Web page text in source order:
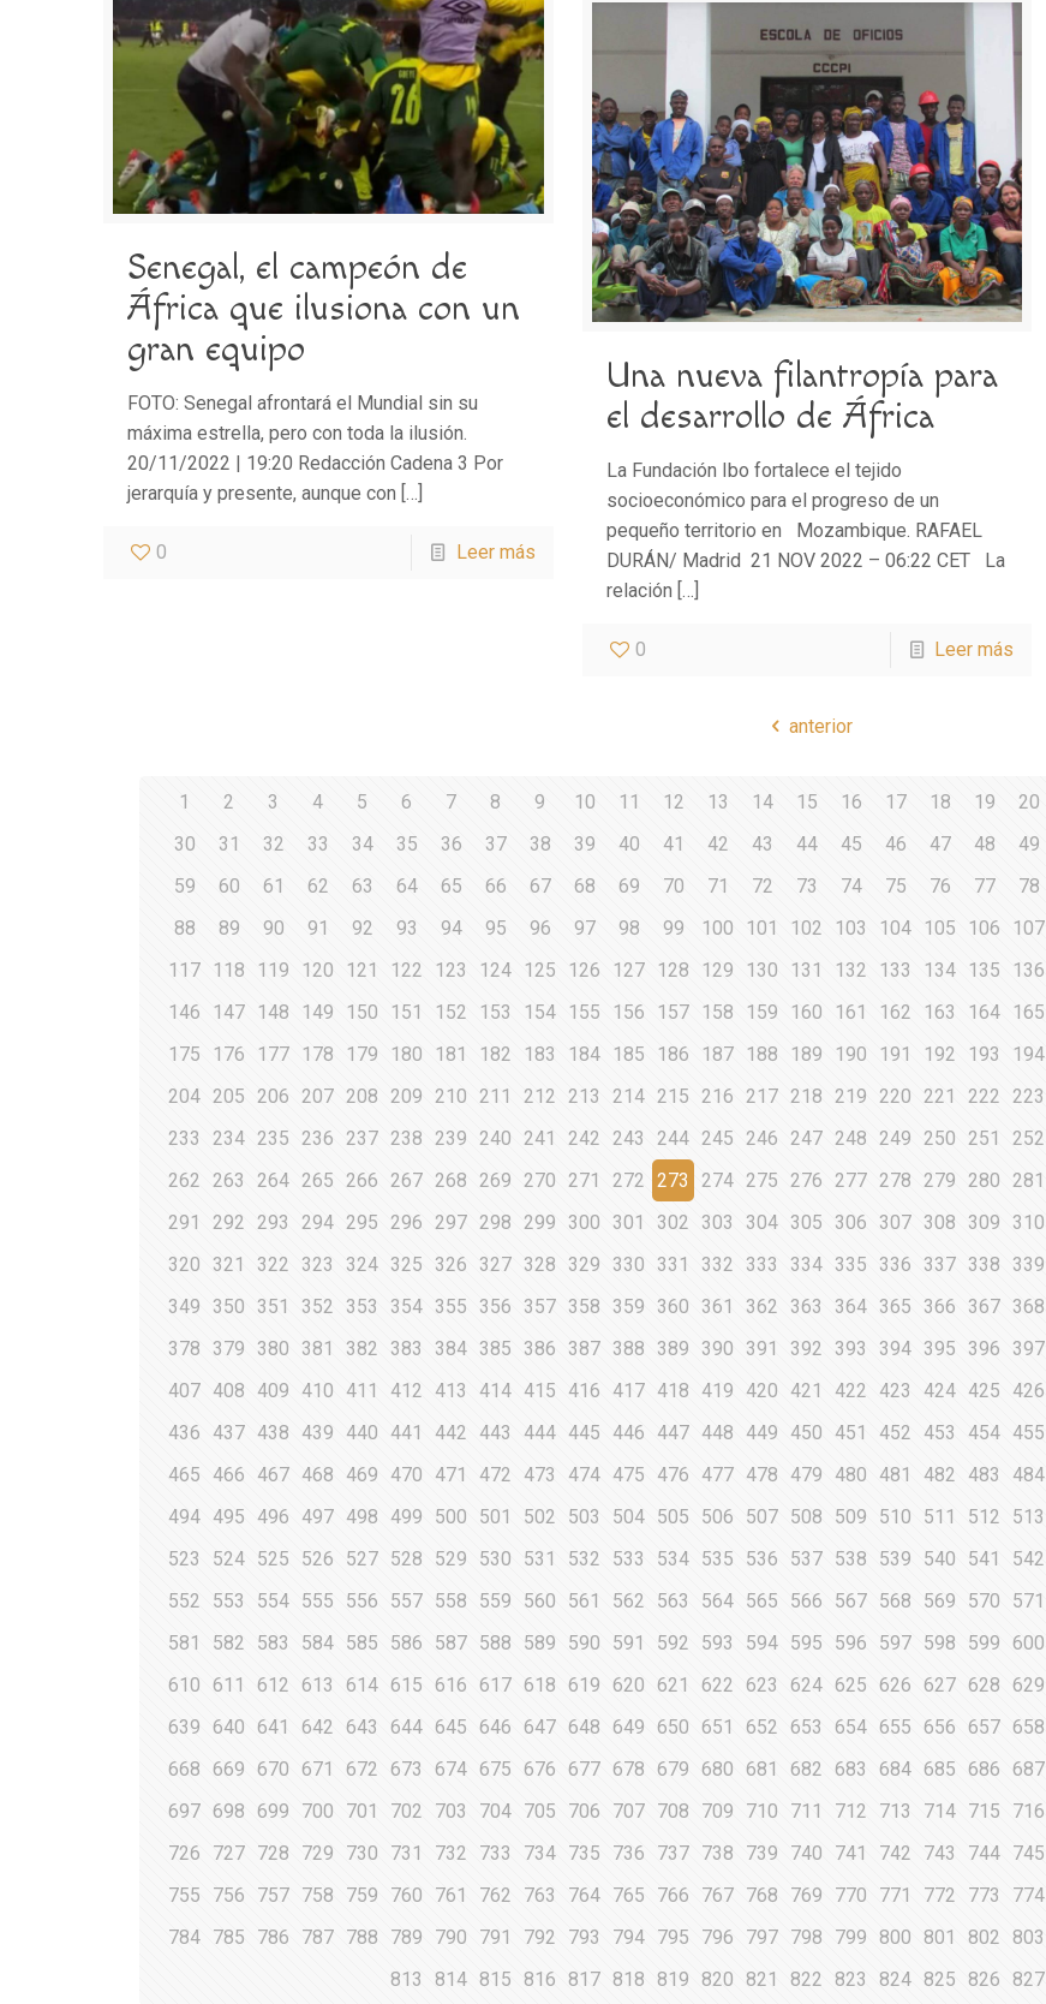
Senegal, el campeón de
África que ilusiona con un
gran equipo
FOTO: Senegal afrontará el Mundial sin su
máxima estrella, pero con toda la ilusión.
20/11/2022 | 19:20 Redacción Cadena 3 Por
jerarquía y presente, aunque con […]
0 Leer más
Una nueva filantropía para
el desarrollo de África
La Fundación Ibo fortalece el tejido
socioeconómico para el progreso de un
pequeño territorio en Mozambique. RAFAEL
DURÁN/ Madrid 21 NOV 2022 – 06:22 CET La
relación […]
0 Leer más
anterior
1 2 3 4 5 6 7 8 9 10 11 12 13 14 15 16 17 18 19 20
30
31 32 33 34 35 36 37 38 39 40 41 42 43 44 45 46 47 48 49
59
60 61 62 63 64 65 66 67 68 69 70 71 72 73 74 75 76 77 78
88
89 90 91 92 93 94 95 96 97 98 99 100 101 102 103 104 105 106 107
117 118 119 120 121 122 123 124 125 126 127 128 129 130 131 132 133 134 135 136
146
147 148 149 150 151 152 153 154 155 156 157 158 159 160 161 162 163 164 165
175
176 177 178 179 180 181 182 183 184 185 186 187 188 189 190 191 192 193 194
204 205 206 207 208 209 210 211 212 213 214 215 216 217 218 219 220 221 222 223
233
234 235 236 237 238 239 240 241 242 243 244 245 246 247 248 249 250 251 252
262
263 264 265 266 267 268 269 270 271 272 273 274 275 276 277 278 279 280 281
291
292 293 294 295 296 297 298 299 300 301 302 303 304 305 306 307 308 309 310
320
321 322 323 324 325 326 327 328 329 330 331 332 333 334 335 336 337 338 339
349
350 351 352 353 354 355 356 357 358 359 360 361 362 363 364 365 366 367 368
378
379 380 381 382 383 384 385 386 387 388 389 390 391 392 393 394 395 396 397
407 408 409 410 411 412 413 414 415 416 417 418 419 420 421 422 423 424 425 426
436
437 438 439 440 441 442 443 444 445 446 447 448 449 450 451 452 453 454 455
465
466 467 468 469 470 471 472 473 474 475 476 477 478 479 480 481 482 483 484
494 495 496 497 498 499 500 501 502 503 504 505 506 507 508 509 510 511 512 513
523
524 525 526 527 528 529 530 531 532 533 534 535 536 537 538 539 540 541 542
552
553 554 555 556 557 558 559 560 561 562 563 564 565 566 567 568 569 570 571
581
582 583 584 585 586 587 588 589 590 591 592 593 594 595 596 597 598 599 600
610
611 612 613 614 615 616 617 618 619 620 621 622 623 624 625 626 627 628 629
639
640 641 642 643 644 645 646 647 648 649 650 651 652 653 654 655 656 657 658
668
669 670 671 672 673 674 675 676 677 678 679 680 681 682 683 684 685 686 687
697 698 699 700 701 702 703 704 705 706 707 708 709 710 711 712 713 714 715 716
726
727 728 729 730 731 732 733 734 735 736 737 738 739 740 741 742 743 744 745
755
756 757 758 759 760 761 762 763 764 765 766 767 768 769 770 771 772 773 774
784 785 786 787 788 789 790 791 792 793 794 795 796 797 798 799 800 801 802 803
813
814 815 816 817 818 819 820 821 822 823 824 825 826 827